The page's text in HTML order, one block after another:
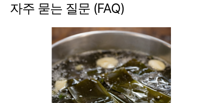
자주 묻는 질문 (FAQ)